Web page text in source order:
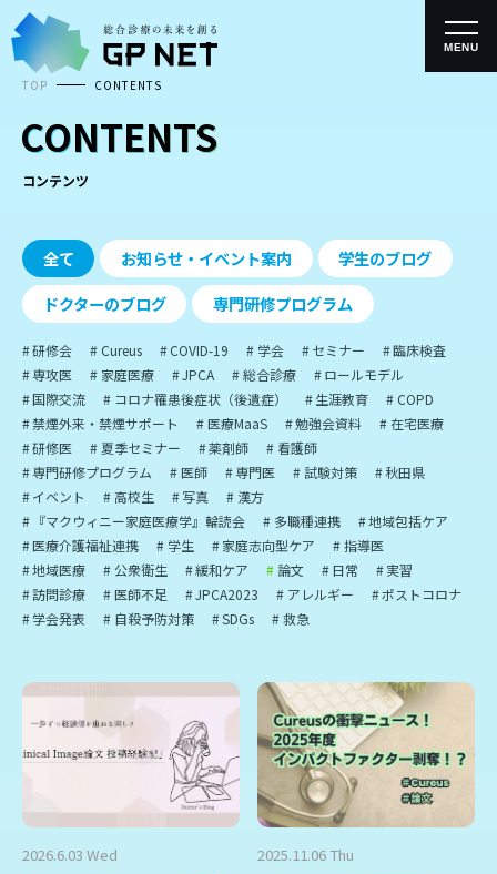
ン
テ MENU
TOP CONTENTS
CONTENTS
コンテンツ
全て お知らせ・イベント案内
学生のブログ
ドクターのブログ
専門研修プログラム
研修会 Cureus COVID-19 学会 セミナー
臨床検査
専攻医
家庭医療 JPCA 総合診療
ロールモデル
国際交流
コロナ罹患後症状（後遺症） 生涯教育
COPD
禁煙外来・禁煙サポート
医療MaaS 勉強会資料
在宅医療
研修医
夏季セミナー 薬剤師
看護師
専門研修プログラム
医師 専門医 試験対策
秋田県
イベント
高校生 写真
漢方
『マクウィニー家庭医療学』輪読会
多職種連携
地域包括ケア
医療介護福祉連携
学生 家庭志向型ケア
指導医
地域医療
公衆衛生 緩和ケア 論文 日常
実習
訪問診療
医師不足 JPCA2023 アレルギー
ポストコロナ
学会発表
自殺予防対策 SDGs 救急
2026.6.03 Wed 2025.11.06 Thu